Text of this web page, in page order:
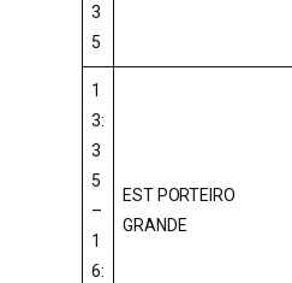
3
5
1
3:
3
5
–
1
6:
EST PORTEIRO
GRANDE